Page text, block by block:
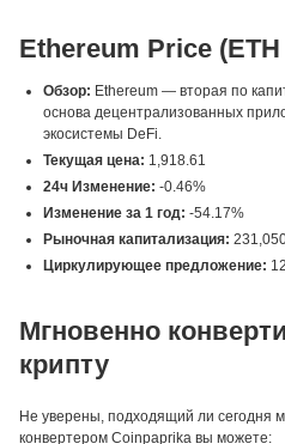
Ethereum Price
Обзор: Ethereum — вторая по
основа децентрализованных
экосистемы DeFi.
Текущая цена: 1,918.61
24ч Изменение: -0.46%
Изменение за 1 год: -54.17%
Рыночная капитализация:
Циркулирующее предложение:
Мгновенно
крипту
Не уверены, подходящий ли сегодня
конвертером Coinpaprika вы можете: